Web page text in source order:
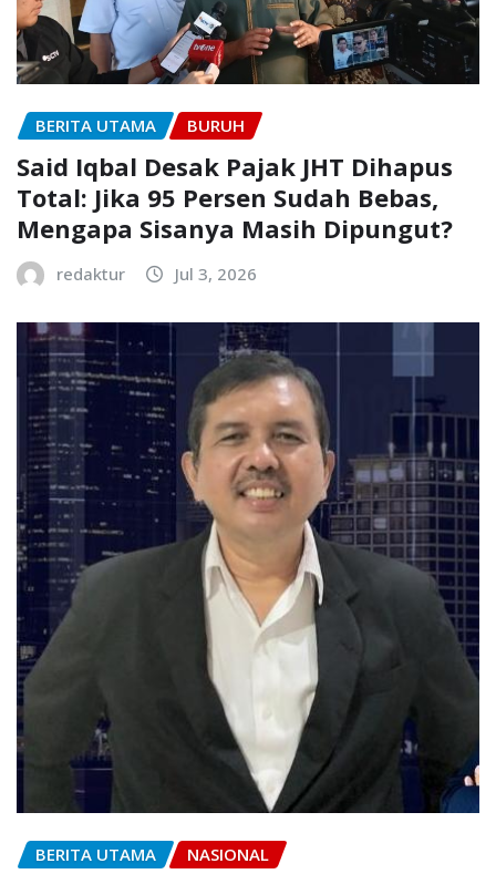
BERITA UTAMA BURUH
Said Iqbal Desak Pajak JHT Dihapus
Total: Jika 95 Persen Sudah Bebas,
Mengapa Sisanya Masih Dipungut?
redaktur Jul 3, 2026
BERITA UTAMA NASIONAL